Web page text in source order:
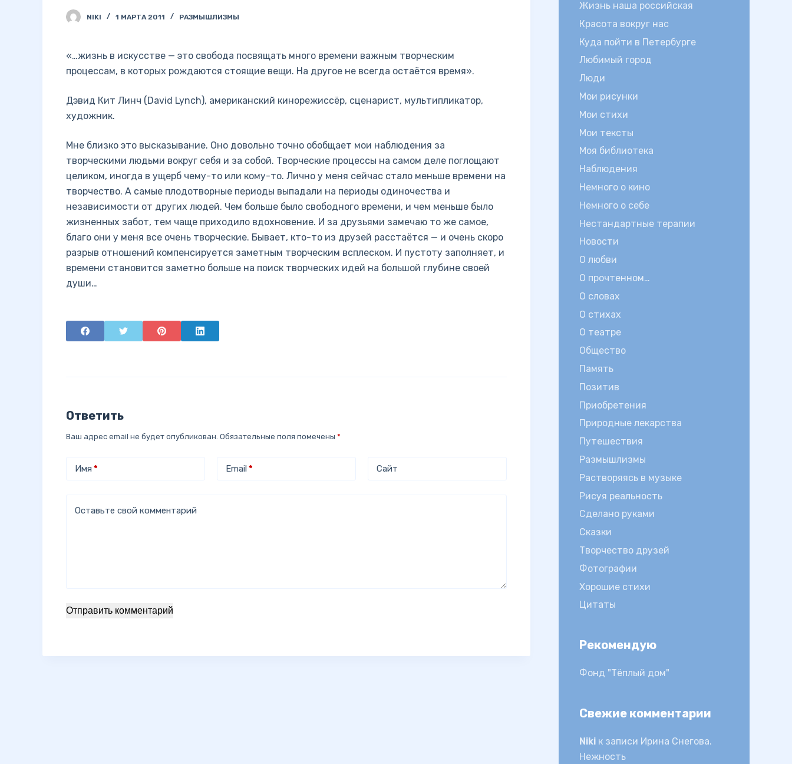
NIKI 1 МАРТА 2011 РАЗМЫШЛИЗМЫ
«…жизнь в искусстве — это свобода посвящать много времени важным творческим
процессам, в которых рождаются стоящие вещи. На другое не всегда остаётся время».
Дэвид Кит Линч (David Lynch), американский кинорежиссёр, сценарист, мультипликатор,
художник.
Мне близко это высказывание. Оно довольно точно обобщает мои наблюдения за
творческими людьми вокруг себя и за собой. Творческие процессы на самом деле поглощают
целиком, иногда в ущерб чему-то или кому-то. Лично у меня сейчас стало меньше времени на
творчество. А самые плодотворные периоды выпадали на периоды одиночества и
независимости от других людей. Чем больше было свободного времени, и чем меньше было
жизненных забот, тем чаще приходило вдохновение. И за друзьями замечаю то же самое,
благо они у меня все очень творческие. Бывает, кто-то из друзей расстаётся — и очень скоро
разрыв отношений компенсируется заметным творческим всплеском. И пустоту заполняет, и
времени становится заметно больше на поиск творческих идей на большой глубине своей
души…
Ответить
Ваш адрес email не будет опубликован. Обязательные поля помечены *
Имя * Email* Сайт
Оставьте свой комментарий
Отправить комментарий
Жизнь наша российская
Красота вокруг нас
Куда пойти в Петербурге
Любимый город
Люди
Мои рисунки
Мои стихи
Мои тексты
Моя библиотека
Наблюдения
Немного о кино
Немного о себе
Нестандартные терапии
Новости
О любви
О прочтенном…
О словах
О стихах
О театре
Общество
Память
Позитив
Приобретения
Природные лекарства
Путешествия
Размышлизмы
Растворяясь в музыке
Рисуя реальность
Сделано руками
Сказки
Творчество друзей
Фотографии
Хорошие стихи
Цитаты
Рекомендую
Фонд "Тёплый дом"
Свежие комментарии
Niki к записи Ирина Снегова.
Нежность